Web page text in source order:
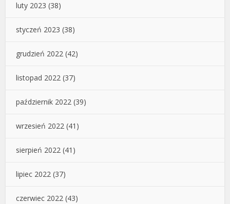
luty 2023 (38)
styczeń 2023 (38)
grudzień 2022 (42)
listopad 2022 (37)
październik 2022 (39)
wrzesień 2022 (41)
sierpień 2022 (41)
lipiec 2022 (37)
czerwiec 2022 (43)